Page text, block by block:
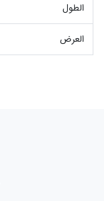
الطول
العرض